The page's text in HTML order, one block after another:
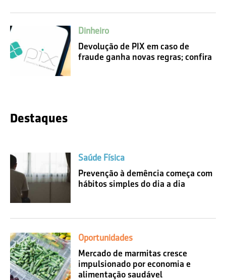
Dinheiro
Devolução de PIX em caso de
fraude ganha novas regras; confira
Destaques
Saúde Física
Prevenção à demência começa com
hábitos simples do dia a dia
Oportunidades
Mercado de marmitas cresce
impulsionado por economia e
alimentação saudável